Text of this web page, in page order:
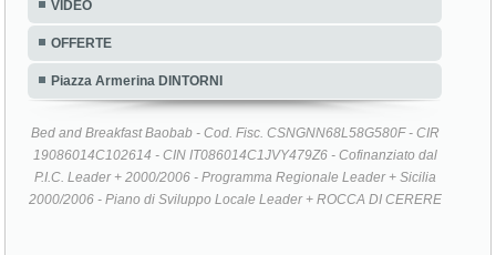
VIDEO
OFFERTE
Piazza Armerina DINTORNI
Bed and Breakfast Baobab - Cod. Fisc. CSNGNN68L58G580F - CIR
19086014C102614 - CIN IT086014C1JVY479Z6 - Cofinanziato dal
P.I.C. Leader + 2000/2006 - Programma Regionale Leader + Sicilia
2000/2006 - Piano di Sviluppo Locale Leader + ROCCA DI CERERE